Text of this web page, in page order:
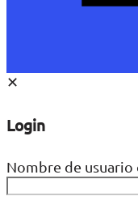
✕
Login
Nombre de